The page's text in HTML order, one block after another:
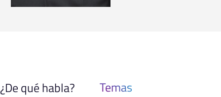
¿De qué habla? Temas